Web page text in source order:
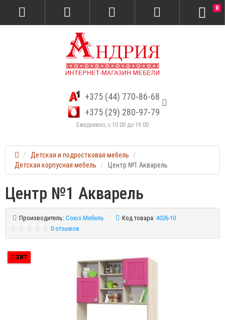
+375 (44) 770-86-68
+375 (29) 280-97-79
Ежедневно, с 10:00 до 19:00
0
Детская и подростковая мебель
Детская корпусная мебель
Центр №1 Акварель
Центр №1 Акварель
Производитель: Союз Мебель Код товара: 4026-10
0 отзывов
ХИТ